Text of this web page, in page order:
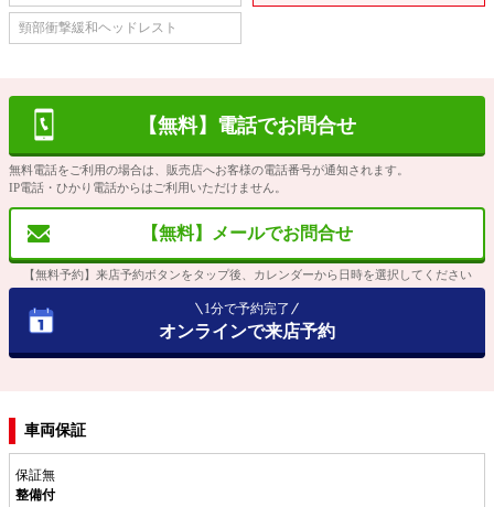
頸部衝撃緩和ヘッドレスト
【無料】電話でお問合せ
無料電話をご利用の場合は、販売店へお客様の電話番号が通知されます。
IP電話・ひかり電話からはご利用いただけません。
【無料】メールでお問合せ
【無料予約】来店予約ボタンをタップ後、カレンダーから日時を選択してください
1分で予約完了
オンラインで来店予約
車両保証
保証無
整備付